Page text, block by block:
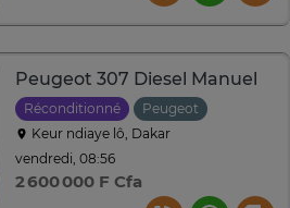
Peugeot 307 Diesel Manuel
Réconditionné Peugeot
Keur ndiaye lô, Dakar
vendredi, 08:56
2 600 000 F Cfa